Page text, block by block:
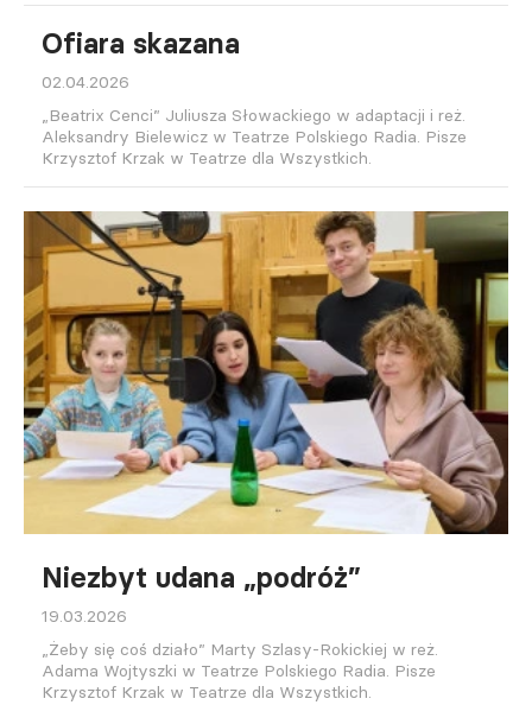
Ofiara skazana
02.04.2026
„Beatrix Cenci” Juliusza Słowackiego w adaptacji i reż.
Aleksandry Bielewicz w Teatrze Polskiego Radia. Pisze
Krzysztof Krzak w Teatrze dla Wszystkich.
Niezbyt udana „podróż”
19.03.2026
„Żeby się coś działo” Marty Szlasy-Rokickiej w reż.
Adama Wojtyszki w Teatrze Polskiego Radia. Pisze
Krzysztof Krzak w Teatrze dla Wszystkich.